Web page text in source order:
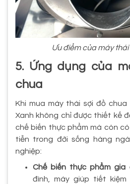
Ưu điểm của máy
5. Ứng dụng của
chua
Khi mua máy thái sợi đồ chua
Xanh không chỉ được thiết kế
chế biến thực phẩm mà còn
tiễn trong đời sống hàng
nghiệp:
Chế biến thực phẩm gia
đình, máy giúp tiết